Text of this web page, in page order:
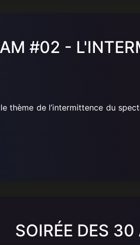
#02 -
thème de l’intermittence du
SOIRÉE DES 30